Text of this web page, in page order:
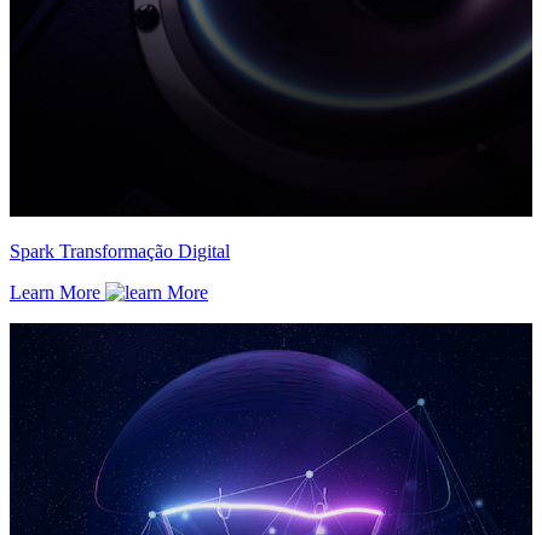
Spark Transformação Digital
Learn More